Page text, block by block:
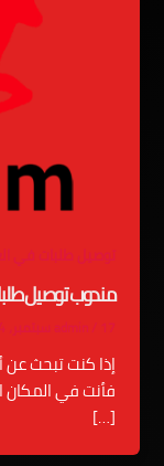
توصيل طلبات في
مندوب توصيل طلبات
admin/ 17 سبتمبر، 2024
إذا كنت تبحث
فأنت في
[…]